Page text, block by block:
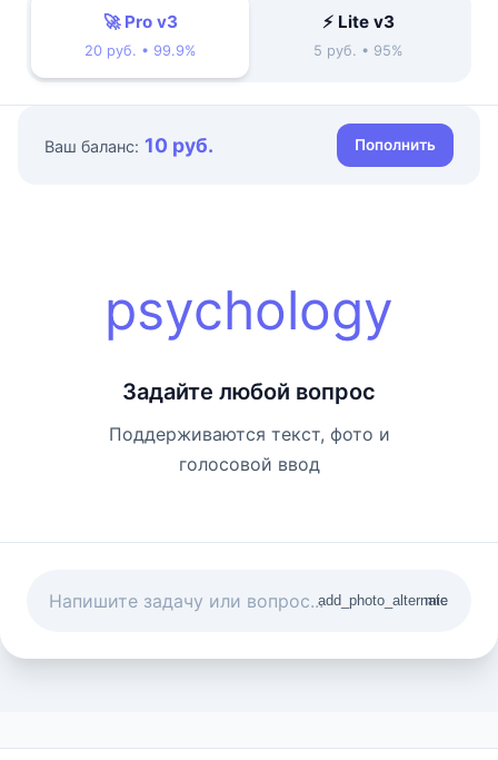
🚀 Pro v3
20 руб. • 99.9%
⚡ Lite v3
5 руб. • 95%
Ваш баланс: 10 руб. Пополнить
psychology
Задайте любой вопрос
Поддерживаются текст, фото и
голосовой ввод
add_photo_alternate
mic